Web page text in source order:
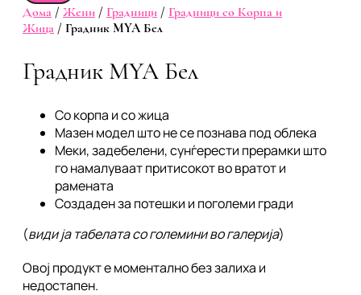
Дома / Жени / Градници / Градници со Корпа и
Жица / Градник MYA Бел
Градник MYA Бел
Со корпа и со жица
Мазен модел што не се познава под облека
Меки, задебелени, сунѓерести прерамки што
го намалуваат притисокот во вратот и
рамената
Создаден за потешки и поголеми гради
(види ја табелата со големини во галерија)
Овој продукт е моментално без залиха и
недостапен.